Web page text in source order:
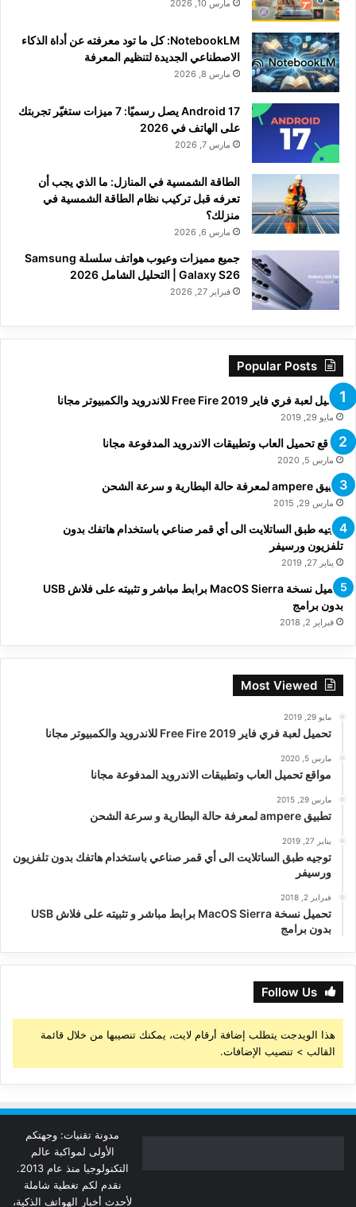
مارس 10, 2026
NotebookLM: كل ما تود معرفته عن أداة الذكاء
الاصطناعي الجديدة لتنظيم المعرفة
مارس 8, 2026
Android 17 يصل رسميًا: 7 ميزات ستغيّر تجربتك
على الهاتف في 2026
مارس 7, 2026
الطاقة الشمسية في المنازل: ما الذي يجب أن
تعرفه قبل تركيب نظام الطاقة الشمسية في
منزلك؟
مارس 6, 2026
جميع مميزات وعيوب هواتف سلسلة Samsung
Galaxy S26 | التحليل الشامل 2026
فبراير 27, 2026
Popular Posts
تحميل لعبة فري فاير Free Fire 2019 للاندرويد والكمبيوتر مجانا
مايو 29, 2019
مواقع تحميل العاب وتطبيقات الاندرويد المدفوعة مجانا
مارس 5, 2020
تطبيق ampere لمعرفة حالة البطارية و سرعة الشحن
مارس 29, 2015
توجيه طبق الساتلايت الى أي قمر صناعي باستخدام هاتفك بدون
تلفزيون ورسيفر
يناير 27, 2019
تحميل نسخة MacOS Sierra برابط مباشر و تثبيته على فلاش USB
بدون برامج
فبراير 2, 2018
Most Viewed
مايو 29, 2019
تحميل لعبة فري فاير Free Fire 2019 للاندرويد والكمبيوتر مجانا
مارس 5, 2020
مواقع تحميل العاب وتطبيقات الاندرويد المدفوعة مجانا
مارس 29, 2015
تطبيق ampere لمعرفة حالة البطارية و سرعة الشحن
يناير 27, 2019
توجيه طبق الساتلايت الى أي قمر صناعي باستخدام هاتفك بدون تلفزيون
ورسيفر
فبراير 2, 2018
تحميل نسخة MacOS Sierra برابط مباشر و تثبيته على فلاش USB
بدون برامج
Follow Us
هذا الويدجت يتطلب إضافة أرقام لايت، يمكنك تنصيبها من خلال قائمة
القالب > تنصيب الإضافات.
مدونة تقنيات: وجهتكم
الأولى لمواكبة عالم
التكنولوجيا منذ عام 2013.
نقدم لكم تغطية شاملة
لأحدث أخبار الهواتف الذكية،